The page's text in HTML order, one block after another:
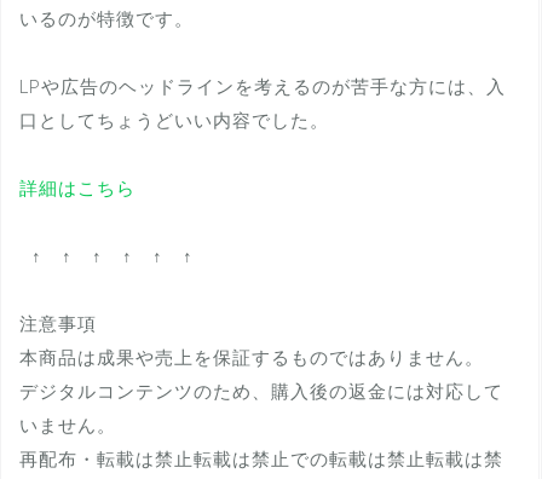
いるのが特徴です。
LPや広告のヘッドラインを考えるのが苦手な方には、入
口としてちょうどいい内容でした。
詳細はこちら
↑ ↑ ↑ ↑ ↑ ↑
注意事項
本商品は成果や売上を保証するものではありません。
デジタルコンテンツのため、購入後の返金には対応して
いません。
再配布・転載は禁止転載は禁止での転載は禁止転載は禁